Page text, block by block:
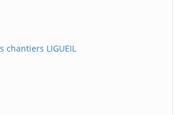
chantiers LIGUEIL